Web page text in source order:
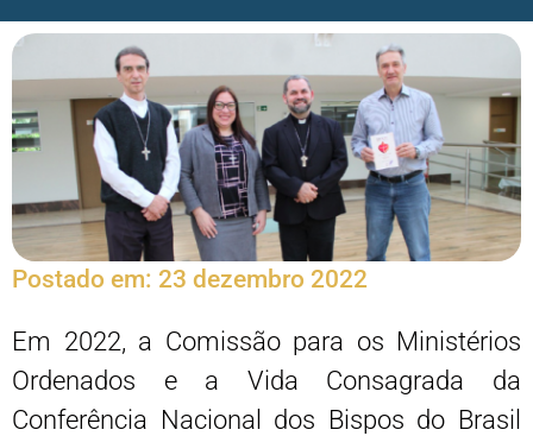
Postado em: 23 dezembro 2022
Em 2022, a Comissão para os Ministérios
Ordenados e a Vida Consagrada da
Conferência Nacional dos Bispos do Brasil